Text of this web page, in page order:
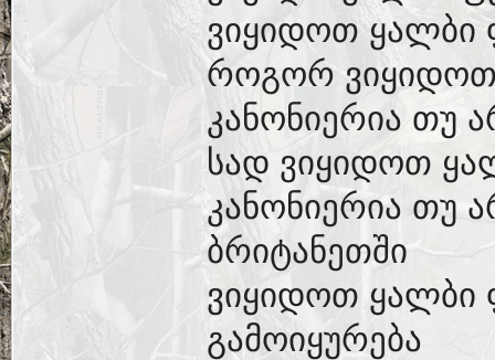
ვიყიდოთ ყალბი
როგორ
კანონიერია თუ
სად ვიყიდოთ
კანონიერია თუ
ბრიტანეთში
ვიყიდოთ
გამოიყურება